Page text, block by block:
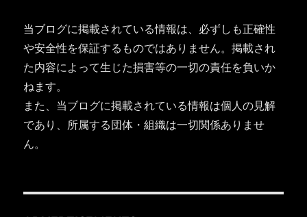
当ブログに掲載されている情報は、必ずしも正確性
や安全性を保証するものではありません。掲載され
た内容によって生じた損害等の一切の責任を負いか
ねます。
また、当ブログに掲載されている情報は個人の見解
であり、所属する団体・組織は一切関係ありませ
ん。